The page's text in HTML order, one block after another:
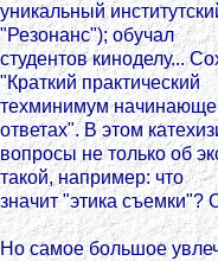
уникальный
"Резонанс"); обучал
студентов киноделу...
"Краткий практический
техминимум
ответах". В этом
вопросы не только об
такой, например: что
значит "этика съемки"?
Но самое большое